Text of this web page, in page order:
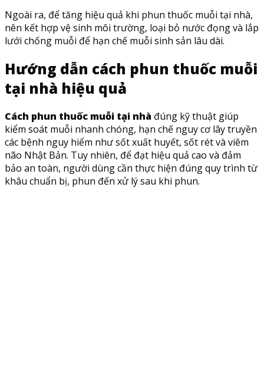
Ngoài ra, để tăng hiệu quả khi phun thuốc muỗi tại nhà,
nên kết hợp vệ sinh môi trường, loại bỏ nước đọng và lắp
lưới chống muỗi để hạn chế muỗi sinh sản lâu dài.
Hướng dẫn cách phun thuốc muỗi
tại nhà hiệu quả
Cách phun thuốc muỗi tại nhà đúng kỹ thuật giúp
kiểm soát muỗi nhanh chóng, hạn chế nguy cơ lây truyền
các bệnh nguy hiểm như sốt xuất huyết, sốt rét và viêm
não Nhật Bản. Tuy nhiên, để đạt hiệu quả cao và đảm
bảo an toàn, người dùng cần thực hiện đúng quy trình từ
khâu chuẩn bị, phun đến xử lý sau khi phun.